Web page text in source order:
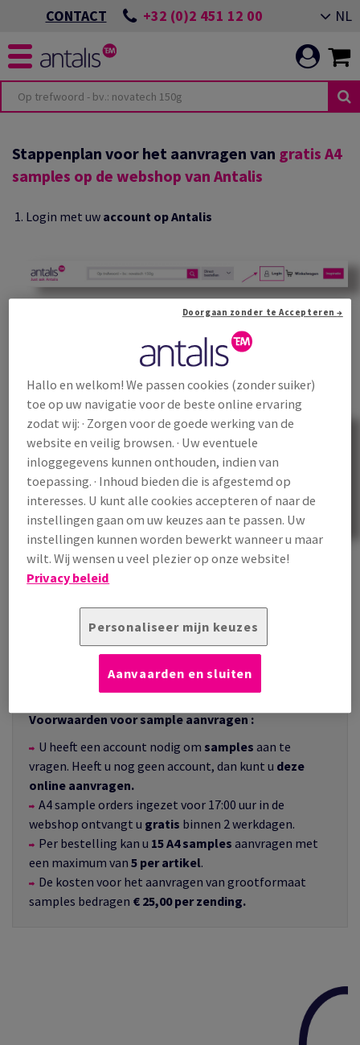
CONTACT +32 (0)2 451 12 00 NL
Stappenplan voor het aanvragen van gratis A4
samples op de webshop van Antalis
Login met uw account op Antalis
Open de pagina van het artikel dat u zoekt en klik op
Klaar met toevoegen? Ga naar winkelwagen en klik op
'Bevestig order'
Voorwaarden voor sample aanvragen :
U heeft een account nodig om samples aan te
vragen. Heeft u nog geen account, dan kunt u deze
online aanvragen.
A4 sample orders ingezet voor 17:00 uur in de
webshop ontvangt u gratis binnen 2 werkdagen.
Per bestelling kan u 15A4samples aanvragen met
een maximum van 5 per artikel.
De kosten voor het aanvragen van grootformaat
samples bedragen € 25,00 per zending.
Hallo en welkom! We passen cookies (zonder suiker)
toe op uw navigatie voor de beste online ervaring
zodat wij: · Zorgen voor de goede werking van de
website en veilig browsen. · Uw eventuele
inloggegevens kunnen onthouden, indien van
toepassing. · Inhoud bieden die is afgestemd op
interesses. U kunt alle cookies accepteren of naar de
instellingen gaan om uw keuzes aan te passen. Uw
instellingen kunnen worden bewerkt wanneer u maar
wilt. Wij wensen u veel plezier op onze website!
Privacy beleid
Personaliseer mijn keuzes
Doorgaan zonder te Accepteren →
Aanvaarden en sluiten